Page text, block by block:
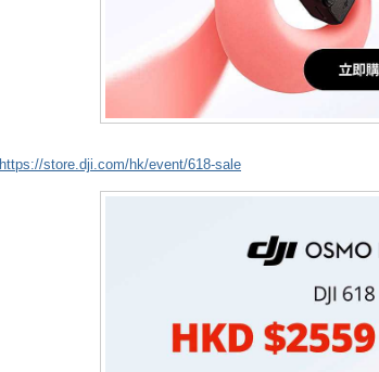
https://store.dji.com/hk/event/618-sale